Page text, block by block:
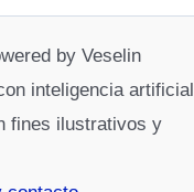
by Veselin
inteligencia artificial
fines ilustrativos y